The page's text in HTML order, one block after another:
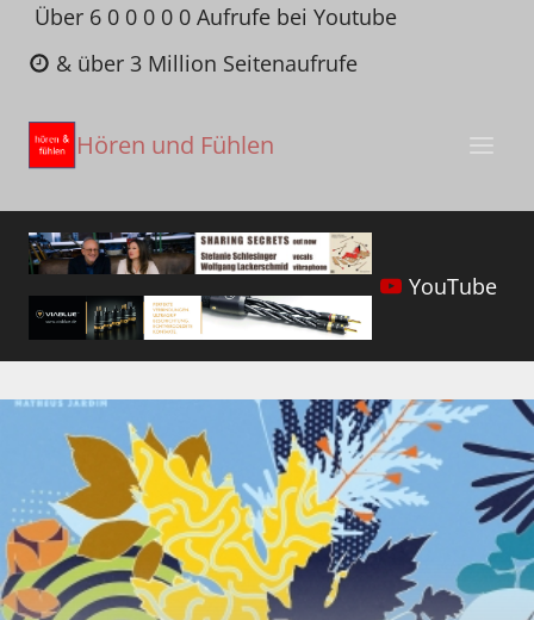
Zum
Inhalt
springen
Über 6 0 0 0 0 0 Aufrufe bei Youtube
& über 3 Million Seitenaufrufe
Hören und Fühlen
YouTube